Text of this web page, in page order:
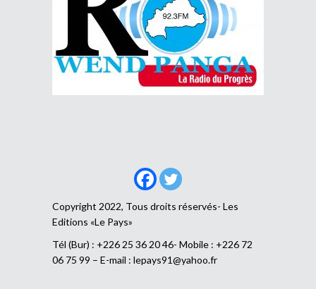
Copyright 2022, Tous droits réservés- Les
Editions «Le Pays»
Tél (Bur) : +226 25 36 20 46- Mobile : +226 72
06 75 99 – E-mail : lepays91@yahoo.fr